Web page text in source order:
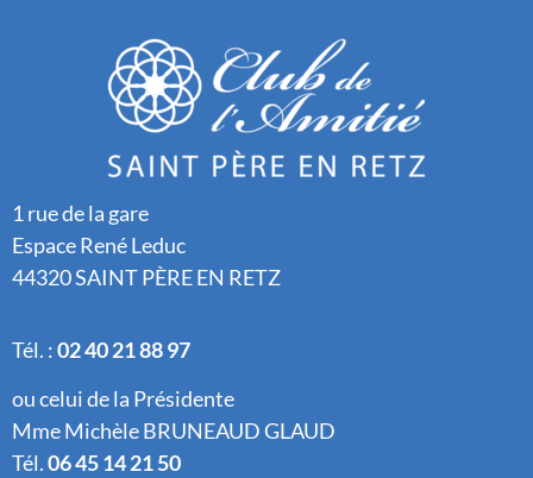
1 rue de la gare
Espace René Leduc
44320 SAINT PÈRE EN RETZ
Tél. :02 40 21 88 97
ou celui de la Présidente
Mme Michèle BRUNEAUD GLAUD
Tél.06 45 14 21 50